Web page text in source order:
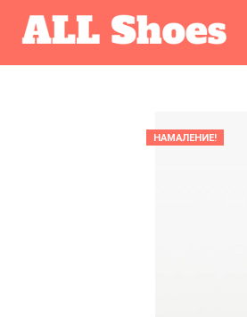
НАМАЛЕНИЕ!